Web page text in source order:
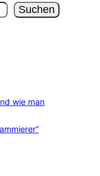
Suchen
wie man